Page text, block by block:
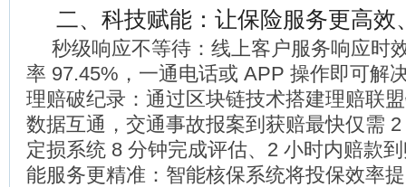
二、科技赋能：让保险服务更高效
秒级响应不等待：线上客户服务响应时
率 97.45%，一通电话或 APP 操作即可解
理赔破纪录：通过区块链技术搭建理赔联
数据互通，交通事故报案到获赔最快仅需
定损系统 8 分钟完成评估、2 小时内赔款
能服务更精准：智能核保系统将投保效率